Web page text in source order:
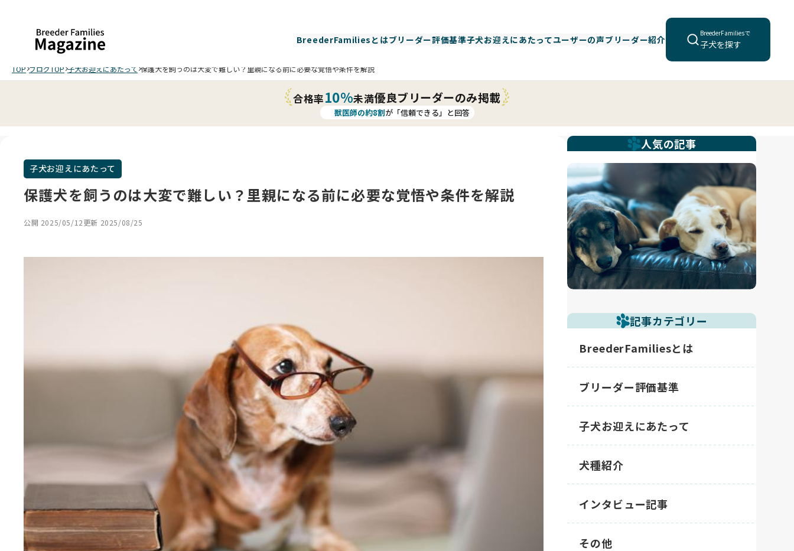
BreederFamiliesとはブリーダー評価基準子犬お迎えにあたってユーザーの声ブリーダー紹介
BreederFamiliesで
子犬を探す
TOP ブログTOP 子犬お迎えにあたって 保護犬を飼うのは大変で難しい？里親になる前に必要な覚悟や条件を解説
合格率10%未満優良ブリーダーのみ掲載
獣医師の約8割が「信頼できる」と回答
子犬お迎えにあたって
保護犬を飼うのは大変で難しい？里親になる前に必要な覚悟や条件を解説
公開 2025/05/12更新 2025/08/25
人気の記事
記事カテゴリー
BreederFamiliesとは
ブリーダー評価基準
子犬お迎えにあたって
犬種紹介
インタビュー記事
その他